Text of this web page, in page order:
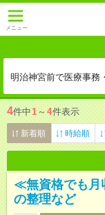
メニュー
明治神宮前で医療事務
4件中1 ～ 4件表示
新着順 時給順
≪無資格でも月
の整理など